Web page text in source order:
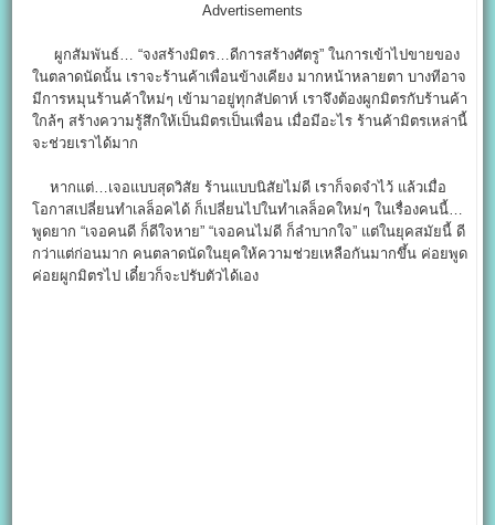
Advertisements
ผูกสัมพันธ์… “จงสร้างมิตร…ดีการสร้างศัตรู” ในการเข้าไปขายของ
ในตลาดนัดนั้น เราจะร้านค้าเพื่อนข้างเคียง มากหน้าหลายตา บางทีอาจ
มีการหมุนร้านค้าใหม่ๆ เข้ามาอยู่ทุกสัปดาห์ เราจึงต้องผูกมิตรกับร้านค้า
ใกล้ๆ สร้างความรู้สึกให้เป็นมิตรเป็นเพื่อน เมื่อมีอะไร ร้านค้ามิตรเหล่านี้
จะช่วยเราได้มาก
หากแต่…เจอแบบสุดวิสัย ร้านแบบนิสัยไม่ดี เราก็จดจำไว้ แล้วเมื่อ
โอกาสเปลี่ยนทำเลล็อคได้ ก็เปลี่ยนไปในทำเลล็อคใหม่ๆ ในเรื่องคนนี้…
พูดยาก “เจอคนดี ก็ดีใจหาย” “เจอคนไม่ดี ก็ลำบากใจ” แต่ในยุคสมัยนี้ ดี
กว่าแต่ก่อนมาก คนตลาดนัดในยุคให้ความช่วยเหลือกันมากขึ้น ค่อยพูด
ค่อยผูกมิตรไป เดี๋ยวก็จะปรับตัวได้เอง